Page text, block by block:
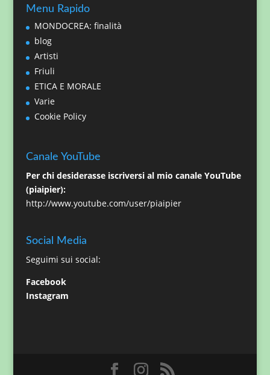
Menu Rapido
MONDOCREA: finalità
blog
Artisti
Friuli
ETICA E MORALE
Varie
Cookie Policy
Canale YouTube
Per chi desiderasse iscriversi al mio canale YouTube
(piaipier):
http://www.youtube.com/user/piaipier
Social Media
Seguimi sui social:
Facebook
Instagram